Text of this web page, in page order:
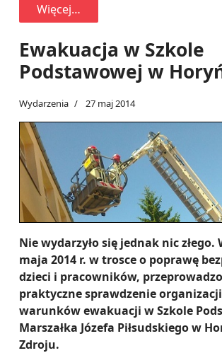
Więcej…
Ewakuacja w Szkole
Podstawowej w
Wydarzenia 27 maj 2014
Nie wydarzyło się jednak nic złego.
maja 2014 r. w trosce o poprawę
dzieci i pracowników,
praktyczne sprawdzenie
warunków ewakuacji w Szkole
Marszałka Józefa Piłsudskiego w
Zdroju.